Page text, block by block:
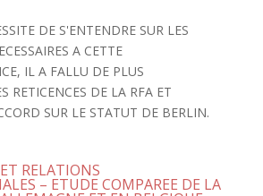
DE S'ENTENDRE SUR LES
A CETTE
IL A FALLU DE PLUS
RETICENCES DE LA RFA ET
SUR LE STATUT DE BERLIN.
RELATIONS
– ETUDE COMPAREE DE LA